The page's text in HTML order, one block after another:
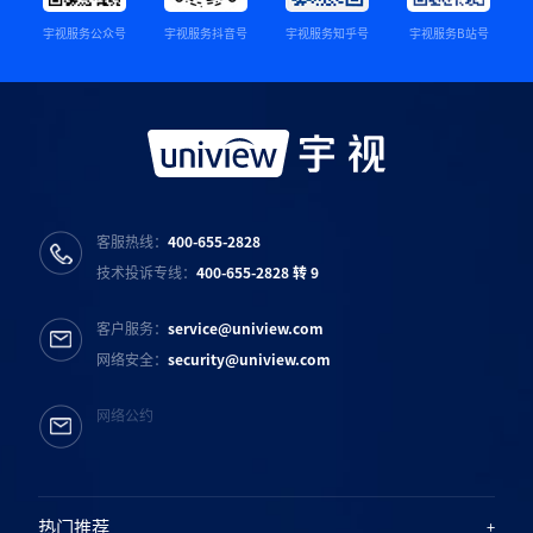
宇视服务公众号 宇视服务抖音号 宇视服务知乎号 宇视服务B站号
热门推荐
客服热线：400-655-2828
技术投诉专线：400-655-2828 转 9
客户服务：service@uniview.com
网络安全：security@uniview.com
网络公约